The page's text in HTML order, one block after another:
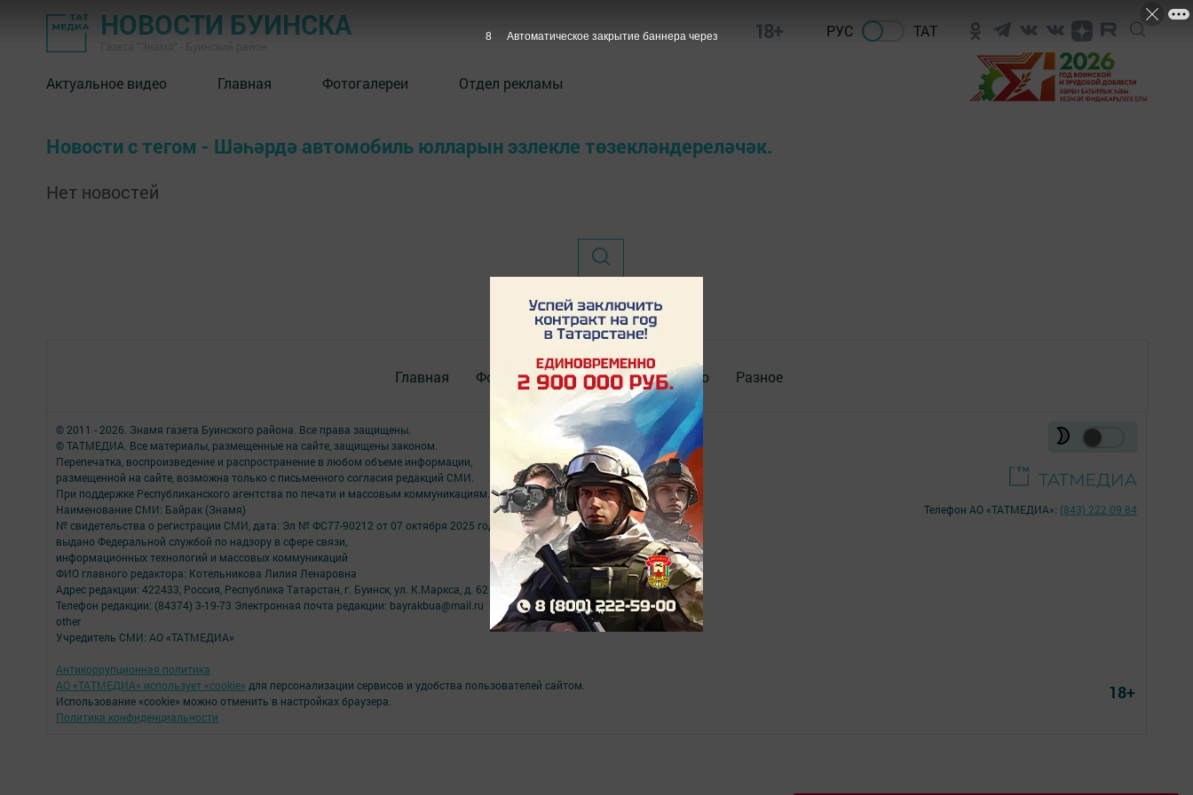
НОВОСТИ БУИНСКА 18+ РУС ТАТ
Актуальное видео Главная Фотогалереи Отдел рекламы
Новости с тегом - Шәһәрдә автомобиль юлларын эзлекле төзекләндереләчәк.
Нет новостей
Главная Фотогалереи Актуальное видео Разное
© 2011 - 2026. Знамя газета Буинского района. Все права защищены.
© ТАТМЕДИА. Все материалы, размещенные на сайте, защищены законом.
Перепечатка, воспроизведение и распространение в любом объеме информации,
размещенной на сайте, возможна только с письменного согласия редакций СМИ.
При поддержке Республиканского агентства по печати и массовым коммуникациям.
Наименование СМИ: Байрак (Знамя)
№ свидетельства о регистрации СМИ, дата: Эл № ФС77-90212 от 07 октября 2025 года
выдано Федеральной службой по надзору в сфере связи,
информационных технологий и массовых коммуникаций
ФИО главного редактора: Котельникова Лилия Ленаровна
Адрес редакции: 422433, Россия, Республика Татарстан, г. Буинск, ул. К.Маркса, д. 62
Телефон редакции: (84374) 3-19-73 Электронная почта редакции: bayrakbua@mail.ru
other
Учредитель СМИ: АО «ТАТМЕДИА»
Антикоррупционная политика
АО «ТАТМЕДИА» использует «cookie» для персонализации сервисов и удобства пользователей сайтом.
Использование «cookie» можно отменить в настройках браузера.
Политика конфиденциальности
Телефон АО «ТАТМЕДИА»: (843) 222 09 84
18+
8 Автоматическое закрытие баннера через